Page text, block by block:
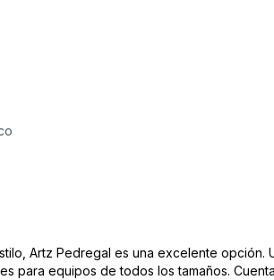
Artz Pedregal es una excelente
equipos de todos los tamaños.